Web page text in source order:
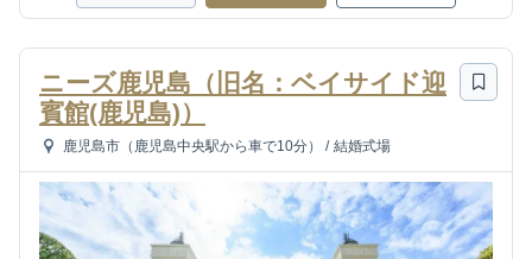
ニーズ鹿児島（旧名：ベイサイド迎
賓館(鹿児島)）
鹿児島市（鹿児島中央駅から車で10分） / 結婚式場